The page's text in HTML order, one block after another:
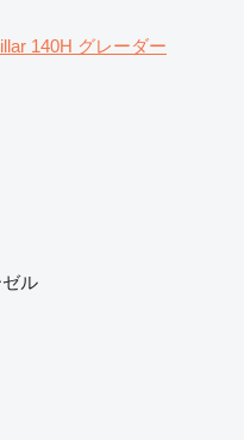
140H グレーダー
ル